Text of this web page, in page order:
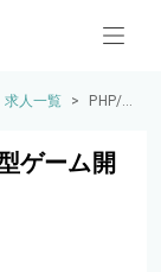
求人一覧 >
PHP/L
ニア 新
ゲーム開